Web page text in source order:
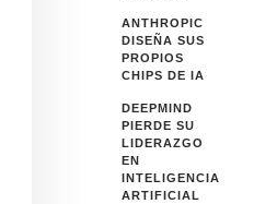
ANTHROPIC
DISEÑA SUS
PROPIOS
CHIPS DE IA
DEEPMIND
PIERDE SU
LIDERAZGO
EN
INTELIGENCIA
ARTIFICIAL